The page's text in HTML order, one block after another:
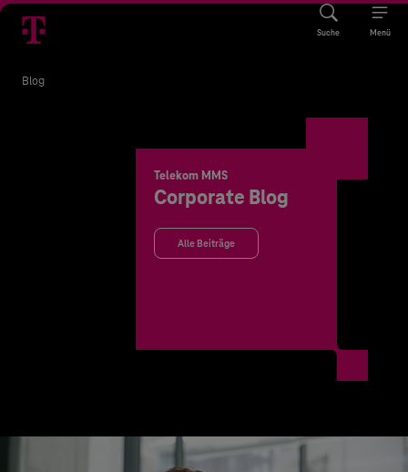
Suche Menü
Blog
Telekom MMS
Corporate Blog
Alle Beiträge